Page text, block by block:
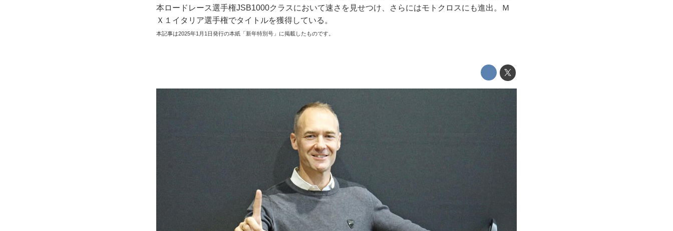
本ロードレース選手権JSB1000クラスにおいて速さを見せつけ、さらにはモトクロスにも進出。Ｍ
Ｘ１イタリア選手権でタイトルを獲得している。
本記事は2025年1月1日発行の本紙「新年特別号」に掲載したものです。